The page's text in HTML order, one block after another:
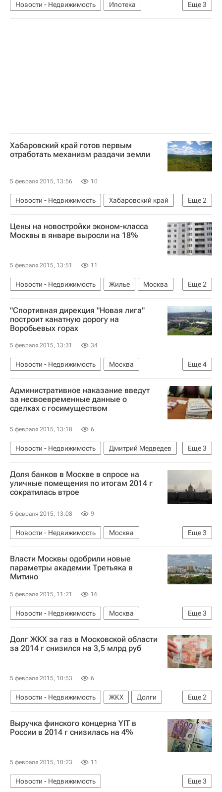
Еще3
Новости - Недвижимость
Ипотека
Госдума РФ
Центральный Банк РФ (ЦБ РФ)
Хабаровский край готов первым
отработать механизм раздачи земли
5 февраля 2015, 13:56 10
Еще2
Новости - Недвижимость
Хабаровский край
Земельные участки
Россия
Цены на новостройки эконом-класса
Москвы в январе выросли на 18%
5 февраля 2015, 13:51 11
Еще2
Новости - Недвижимость Жилье
Москва
Цены
Россия
"Спортивная дирекция "Новая лига"
построит канатную дорогу на
Воробьевых горах
5 февраля 2015, 13:31 34
Еще4
Новости - Недвижимость
Москва
Транспорт
Инфраструктура
Строительство
Россия
Административное наказание введут
за несвоевременные данные о
сделках с госимуществом
5 февраля 2015, 13:18 6
Еще3
Новости - Недвижимость
Дмитрий Медведев
Нарушения
Имущество Россия
Доля банков в Москве в спросе на
уличные помещения по итогам 2014 г
сократилась втрое
5 февраля 2015, 13:08 9
Еще3
Новости - Недвижимость
Москва
Коммерческая недвижимость
Банки
Россия
Власти Москвы одобрили новые
параметры академии Третьяка в
Митино
5 февраля 2015, 11:21 16
Еще3
Новости - Недвижимость
Москва
Строительство
Спортивные объекты
Россия
Долг ЖКХ за газ в Московской области
за 2014 г снизился на 3,5 млрд руб
5 февраля 2015, 10:53 6
Еще2
Новости - Недвижимость ЖКХ
Долги
Московская область (Подмосковье)
Россия
Выручка финского концерна YIT в
России в 2014 г снизилась на 4%
5 февраля 2015, 10:23 11
Еще3
Новости - Недвижимость